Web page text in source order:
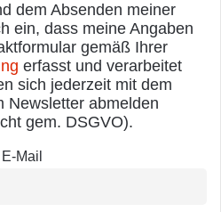
dem Absenden meiner
ein, dass meine Angaben
gemäß Ihrer
erfasst und verarbeitet
sich jederzeit mit dem
Newsletter abmelden
gem. DSGVO).
E-Mail